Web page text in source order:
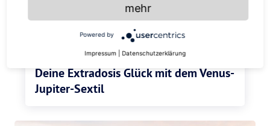
Deine Extradosis Glück mit dem Venus-
Jupiter-Sextil
mehr
Powered by
Impressum Datenschutzerklärung